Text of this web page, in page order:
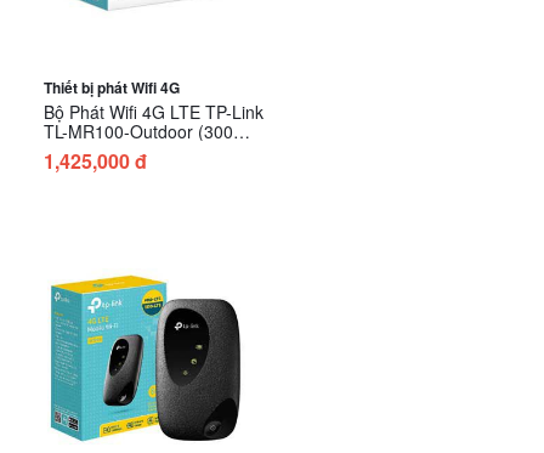
Thiết bị phát Wifi 4G
Bộ Phát Wifi 4G LTE TP-Link
TL-MR100-Outdoor (300
Mbps/ Wifi 4/ 2.4 GHz)
1,425,000 đ